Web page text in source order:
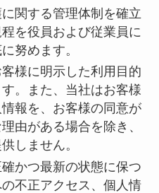
関する管理体制を確立
を役員および従業員に
努めます。
様に明示した利用目的
。また、当社はお客様
報を、お客様の同意が
由がある場合を除き、
しません。
かつ最新の状態に保つ
不正アクセス、個人情